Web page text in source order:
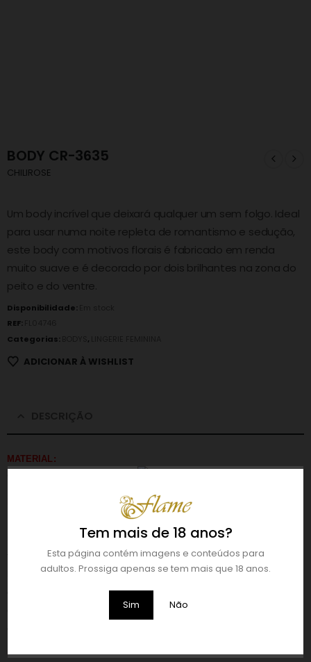
Tem mais de 18 anos?
Esta página contém imagens e conteúdos para
adultos. Prossiga apenas se tem mais que 18 anos.
Sim Não
BODY CR-3635
CHILIROSE
Um body incrível que deixará qualquer um sem folgo. Ideal
para usar numa noite repleta de romantismo e sedução,
este body com motivos florais é fabricado em renda
muito suave e é decorado por dois brilhantes na zona do
peito e do ventre.
Disponibilidade:
REF:
Categorias:
,
ADICIONAR À WISHLIST
MATERIAL:
Um body incrível que deixará qualquer um sem folgo. Ideal para usar
numa noite repleta de romantismo e sedução, este body com motivos
florais é fabricado em renda muito suave e é decorado por dois
brilhantes na zona do peito e do ventre. As suas copas triangulares
embelezam o seu peito e a abertura na zona íntima irá fazer disparar
corações. Um produto de alta qualidade da Chilirose, apresentado numa
FORMATO: